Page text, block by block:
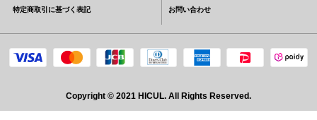
特定商取引に基づく表記 お問い合わせ
Copyright © 2021 HICUL. All Rights Reserved.